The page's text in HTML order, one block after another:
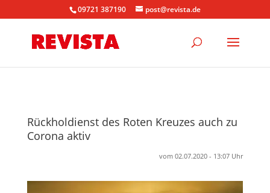
09721 387190 post@revista.de
Rückholdienst des Roten Kreuzes auch zu
Corona aktiv
vom 02.07.2020 - 13:07 Uhr